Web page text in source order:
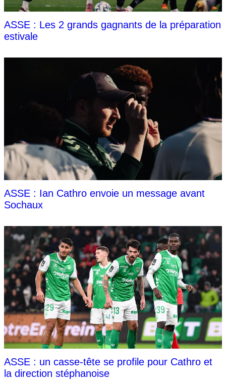
ASSE : Les 2 grands gagnants de la préparation
estivale
ASSE : Ian Cathro envoie un message avant
Sochaux
ASSE : un casse-tête se profile pour Cathro et
la direction stéphanoise